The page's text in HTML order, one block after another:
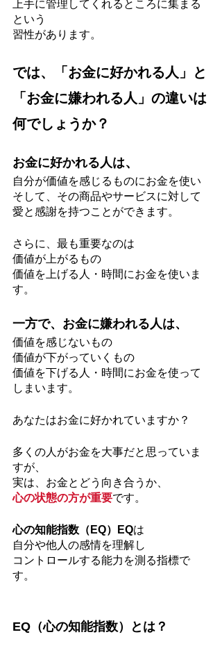
上手に管理してくれるところに集まる
という
習性があります。
では、「お金に好かれる人」と
「お金に嫌われる人」の違いは
何でしょうか？
お金に好かれる人は、
自分が価値を感じるものにお金を使い
そして、その商品やサービスに対して
愛と感謝を持つことができます。
さらに、最も重要なのは
価値が上がるもの
価値を上げる人・時間にお金を使いま
す。
一方で、お金に嫌われる人は、
価値を感じないもの
価値が下がっていくもの
価値を下げる人・時間にお金を使って
しまいます。
あなたはお金に好かれていますか？
多くの人がお金を大事だと思っていま
すが、
実は、お金とどう向き合うか、
心の状態の方が重要です。
心の知能指数（EQ）EQは
自分や他人の感情を理解し
コントロールする能力を測る指標で
す。
EQ（心の知能指数）とは？